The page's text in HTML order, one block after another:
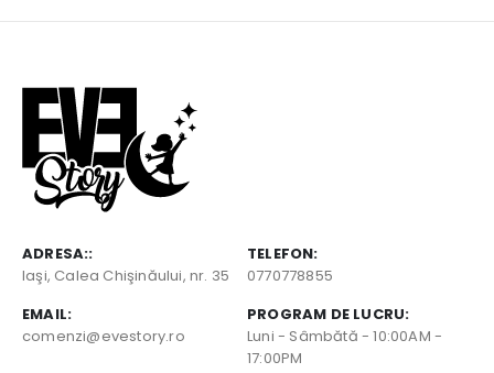
ADRESA::
Iaşi, Calea Chişinăului, nr. 35
TELEFON:
0770778855
EMAIL:
comenzi@evestory.ro
PROGRAM DE LUCRU:
Luni - Sâmbătă - 10:00AM -
17:00PM